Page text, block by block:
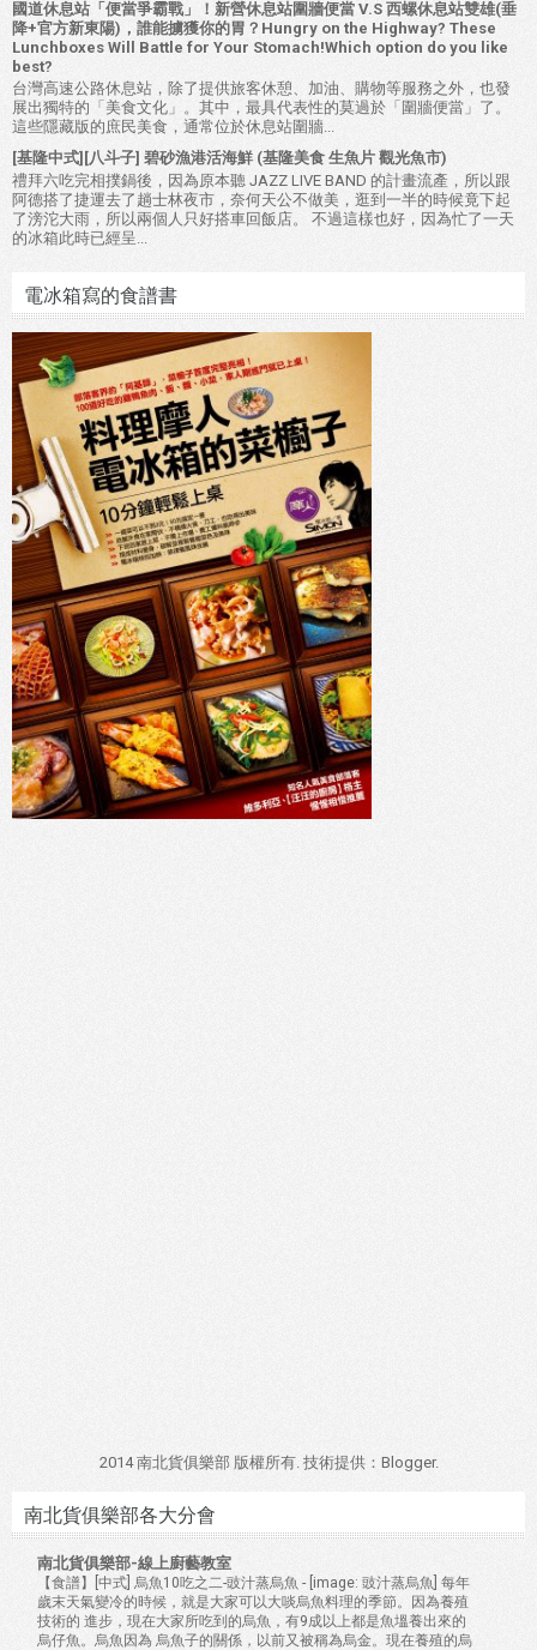
國道休息站「便當爭霸戰」！新營休息站圍牆便當 V.S 西螺休息站雙雄(垂
降+官方新東陽)，誰能擄獲你的胃？Hungry on the Highway? These
Lunchboxes Will Battle for Your Stomach!Which option do you like
best?
台灣高速公路休息站，除了提供旅客休憩、加油、購物等服務之外，也發
展出獨特的「美食文化」。其中，最具代表性的莫過於「圍牆便當」了。
這些隱藏版的庶民美食，通常位於休息站圍牆...
[基隆中式][八斗子] 碧砂漁港活海鮮 (基隆美食 生魚片 觀光魚市)
禮拜六吃完相撲鍋後，因為原本聽 JAZZ LIVE BAND 的計畫流產，所以跟
阿德搭了捷運去了趟士林夜市，奈何天公不做美，逛到一半的時候竟下起
了滂沱大雨，所以兩個人只好搭車回飯店。 不過這樣也好，因為忙了一天
的冰箱此時已經呈...
電冰箱寫的食譜書
2014 南北貨俱樂部 版權所有. 技術提供： Blogger.
南北貨俱樂部各大分會
南北貨俱樂部-線上廚藝教室
【食譜】[中式] 烏魚10吃之二-豉汁蒸烏魚 - [image: 豉汁蒸烏魚] 每年
歲末天氣變冷的時候，就是大家可以大啖烏魚料理的季節。因為養殖
技術的 進步，現在大家所吃到的烏魚，有9成以上都是魚塭養出來的
烏仔魚。烏魚因為 烏魚子的關係，以前又被稱為烏金。現在養殖的烏